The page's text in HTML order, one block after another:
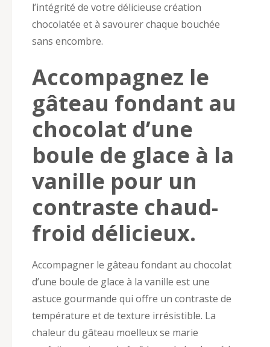
l’intégrité de votre délicieuse création
chocolatée et à savourer chaque bouchée
sans encombre.
Accompagnez le
gâteau fondant au
chocolat d’une
boule de glace à la
vanille pour un
contraste chaud-
froid délicieux.
Accompagner le gâteau fondant au chocolat
d’une boule de glace à la vanille est une
astuce gourmande qui offre un contraste de
température et de texture irrésistible. La
chaleur du gâteau moelleux se marie